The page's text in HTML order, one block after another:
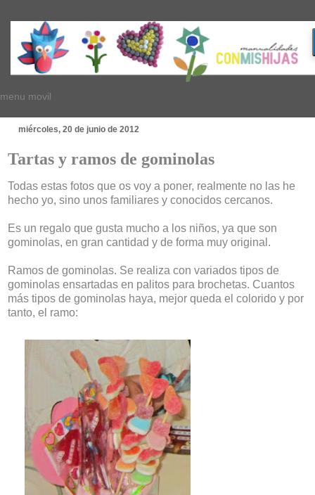
menu movil
miércoles, 20 de junio de 2012
Tartas y ramos de gominolas
Todas estas fotos que os voy a poner, realmente no las he
hecho yo, sino unos familiares y conocidos cercanos.
Es un regalo que gusta mucho a los niños, ya que son
gominolas, en gran cantidad y de forma muy original.
Ramos de gominolas. Se realiza con variados tipos de
gominolas ensartadas en palitos para brochetas. Cuantos
más tipos de gominolas haya, mejor queda el colorido y por
tanto, el ramo: